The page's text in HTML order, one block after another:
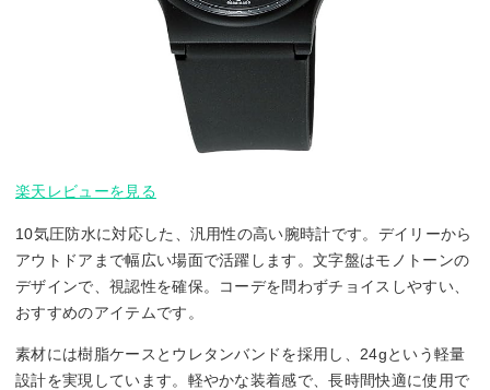
楽天レビューを見る
10気圧防水に対応した、汎用性の高い腕時計です。デイリーから
アウトドアまで幅広い場面で活躍します。文字盤はモノトーンの
デザインで、視認性を確保。コーデを問わずチョイスしやすい、
おすすめのアイテムです。
素材には樹脂ケースとウレタンバンドを採用し、24gという軽量
設計を実現しています。軽やかな装着感で、長時間快適に使用で